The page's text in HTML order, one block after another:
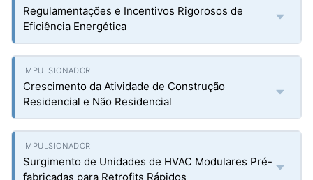
Regulamentações e Incentivos Rigorosos de
Eficiência Energética
Crescimento da Atividade de Construção
Residencial e Não Residencial
Surgimento de Unidades de HVAC Modulares Pré-
fabricadas para Retrofits Rápidos